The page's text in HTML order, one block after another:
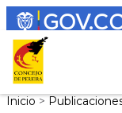
Inicio >